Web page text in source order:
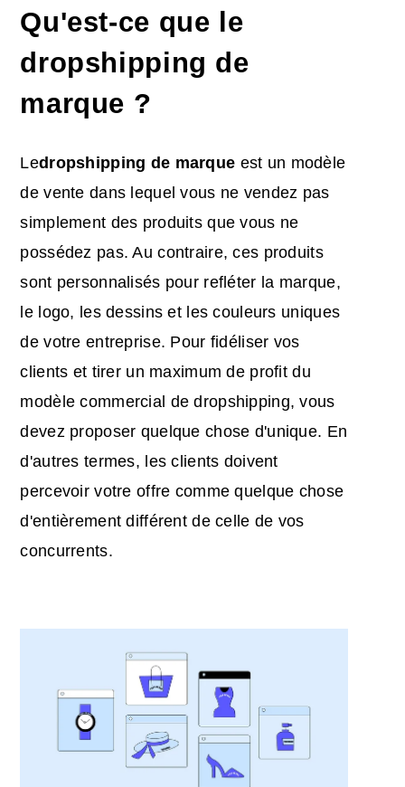
Qu'est-ce que le
dropshipping de
marque ?
Ledropshipping de marque est un modèle
de vente dans lequel vous ne vendez pas
simplement des produits que vous ne
possédez pas. Au contraire, ces produits
sont personnalisés pour refléter la marque,
le logo, les dessins et les couleurs uniques
de votre entreprise. Pour fidéliser vos
clients et tirer un maximum de profit du
modèle commercial de dropshipping, vous
devez proposer quelque chose d'unique. En
d'autres termes, les clients doivent
percevoir votre offre comme quelque chose
d'entièrement différent de celle de vos
concurrents.